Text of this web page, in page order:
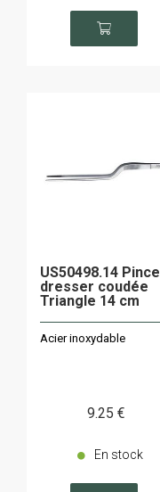
US50498.14
dresser coudée
Triangle 14 cm
Acier inoxydable
9.25 €
En stock